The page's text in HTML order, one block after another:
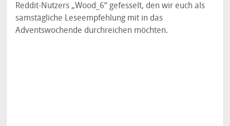
Reddit-Nutzers „Wood_6“ gefesselt, den wir euch als
samstägliche Leseempfehlung mit in das
Adventswochende durchreichen möchten.